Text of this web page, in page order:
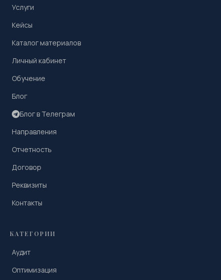
Услуги
Кейсы
Каталог материалов
Личный кабинет
Обучение
Блог
Блог в Телеграм
Направления
Отчетность
Договор
Реквизиты
Контакты
КАТЕГОРИИ
Аудит
Оптимизация